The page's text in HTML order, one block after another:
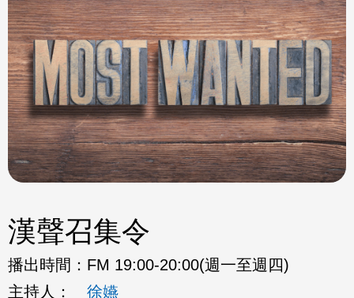
漢聲召集令
播出時間： FM 19:00-20:00(週一至週四)
主持人：
徐嬿